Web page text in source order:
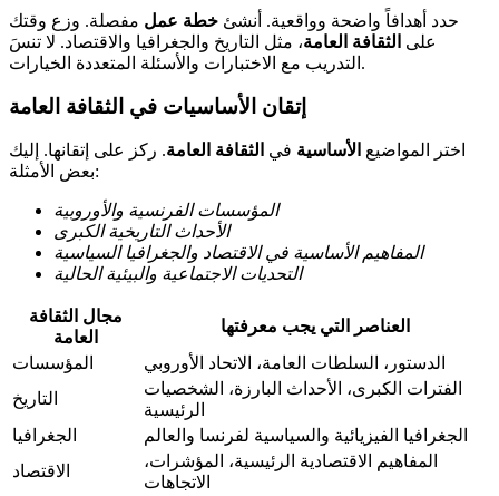
حدد أهدافاً واضحة وواقعية. أنشئ خطة عمل مفصلة. وزع وقتك
على الثقافة العامة، مثل التاريخ والجغرافيا والاقتصاد. لا تنسَ
التدريب مع الاختبارات والأسئلة المتعددة الخيارات.
إتقان الأساسيات في الثقافة العامة
اختر المواضيع الأساسية في الثقافة العامة. ركز على إتقانها. إليك
بعض الأمثلة:
المؤسسات الفرنسية والأوروبية
الأحداث التاريخية الكبرى
المفاهيم الأساسية في الاقتصاد والجغرافيا السياسية
التحديات الاجتماعية والبيئية الحالية
مجال الثقافة
العامة
العناصر التي يجب معرفتها
المؤسسات
الدستور، السلطات العامة، الاتحاد الأوروبي
التاريخ
الفترات الكبرى، الأحداث البارزة، الشخصيات
الرئيسية
الجغرافيا
الجغرافيا الفيزيائية والسياسية لفرنسا والعالم
الاقتصاد
المفاهيم الاقتصادية الرئيسية، المؤشرات،
الاتجاهات